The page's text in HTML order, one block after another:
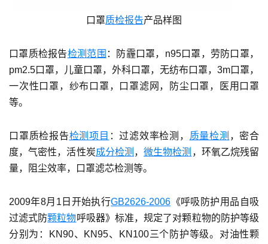
口罩质检报告产品样图
口罩质检报告检测范围 ：防霾口罩，n95口罩，劳防口罩，
pm2.5口罩，儿童口罩，外科口罩，无纺布口罩，3m口罩，
一次性口罩，纱布口罩，口罩滤网，防尘口罩，医用口罩
等。
口罩质检报告检测项目 ：过滤效率检测， 质量检测 ，密合
度，气密性，活性炭成分检测 ，微生物检测 ，环氧乙烷残留
量，阻尘效率，口罩滤芯检测等。
2009年8月1日开始执行GB2626-2006 《呼吸防护用品自吸
过滤式防颗粒物呼吸器》标准，规定了对颗粒物的防护等级
分别为：KN90、KN95、KN100三个防护等级。对油性颗